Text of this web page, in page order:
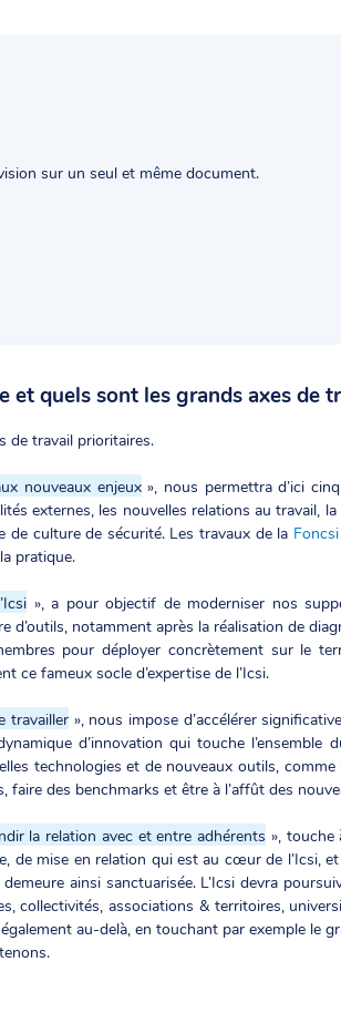
sur un seul et même document.
et quels sont les grands axes de
de travail prioritaires.
nouveaux enjeux», nous permettra d’ici
externes, les nouvelles relations au travail,
de culture de sécurité. Les travaux de la Foncsi
pratique.
», a pour objectif de moderniser nos
d’outils, notamment après la réalisation de
pour déployer concrètement sur le
ce fameux socle d’expertise de l’Icsi.
travailler », nous impose d’accélérer
d’innovation qui touche l’ensemble
technologies et de nouveaux outils,
des benchmarks et être à l’affût des
la relation avec et entre adhérents », touche
de mise en relation qui est au cœur de l’Icsi,
ainsi sanctuarisée. L’Icsi devra
collectivités, associations & territoires,
au-delà, en touchant par exemple le